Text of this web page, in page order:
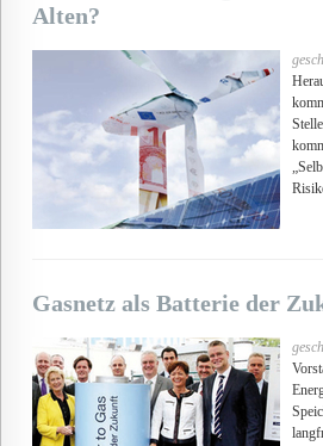
Alten?
Gasnetz als Batterie der